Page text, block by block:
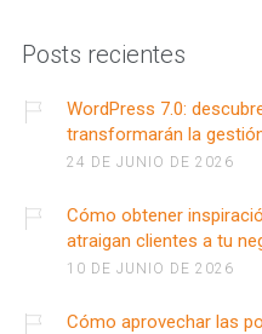
Posts recientes
WordPress 7.0:
transformarán la
24 DE JUNIO DE 2026
Cómo obtener
atraigan clientes a tu
10 DE JUNIO DE 2026
Cómo aprovechar las